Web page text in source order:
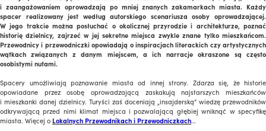
i zaangażowaniem oprowadzają po mniej znanych zakamarkach miasta. Każdy
spacer realizowany jest według autorskiego scenariusza osoby oprowadzającej.
W jego trakcie można posłuchać o okolicznej przyrodzie i architekturze, poznać
historię dzielnicy, zajrzeć w jej sekretne miejsca zwykle znane tylko mieszkańcom.
Przewodnicy i przewodniczki opowiadają o inspiracjach literackich czy artystycznych
wątkach związanych z danym miejscem, a ich narracje okraszone są często
osobistymi nutami.
Spacery umożliwiają poznawanie miasta od innej strony. Zdarza się, że historie
opowiadane przez osobę oprowadzającą zaskakują najstarszych mieszkańców
i mieszkanki danej dzielnicy. Turyści zaś doceniają „insajderską” wiedzę przewodników
odkrywającą przed nimi klimat miejsca i pozwalającą głębiej wniknąć w specyfikę
miasta. Więcej o Lokalnych Przewodnikach i Przewodniczkach…